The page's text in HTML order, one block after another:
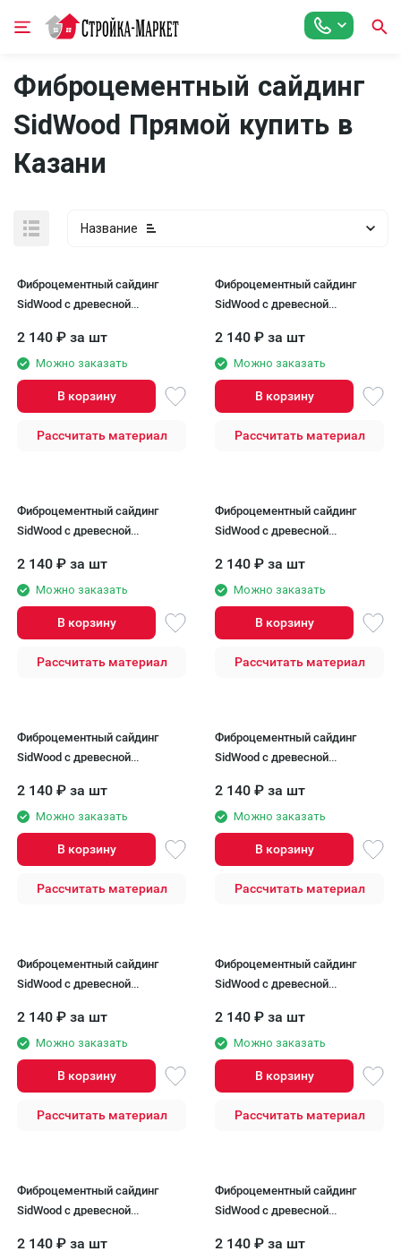
Фиброцементный сайдинг
SidWood Прямой купить в
Казани
Название
Фиброцементный сайдинг
SidWood с древесной
2 140 ₽ за шт
Можно заказать
В корзину
Рассчитать материал
Фиброцементный сайдинг
SidWood с древесной
2 140 ₽ за шт
Можно заказать
В корзину
Рассчитать материал
Фиброцементный сайдинг
SidWood с древесной
2 140 ₽ за шт
Можно заказать
В корзину
Рассчитать материал
Фиброцементный сайдинг
SidWood с древесной
2 140 ₽ за шт
Можно заказать
В корзину
Рассчитать материал
Фиброцементный сайдинг
SidWood с древесной
2 140 ₽ за шт
Можно заказать
В корзину
Рассчитать материал
Фиброцементный сайдинг
SidWood с древесной
2 140 ₽ за шт
Можно заказать
В корзину
Рассчитать материал
Фиброцементный сайдинг
SidWood с древесной
2 140 ₽ за шт
Можно заказать
В корзину
Рассчитать материал
Фиброцементный сайдинг
SidWood с древесной
2 140 ₽ за шт
Можно заказать
В корзину
Рассчитать материал
Фиброцементный сайдинг
SidWood с древесной
2 140 ₽ за шт
Фиброцементный сайдинг
SidWood с древесной
2 140 ₽ за шт